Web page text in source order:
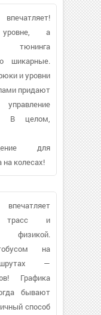
а
тюнинга
шикарные.
и уровни
придают
В целом,
для
колесах!
трасс и
физикой.
на
—
Графика
бывают
способ